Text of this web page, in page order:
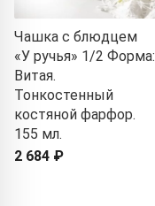
Чашка с блюдцем
«У ручья» 1/2 Форма:
Витая.
Тонкостенный
костяной фарфор.
155 мл.
2 684 ₽